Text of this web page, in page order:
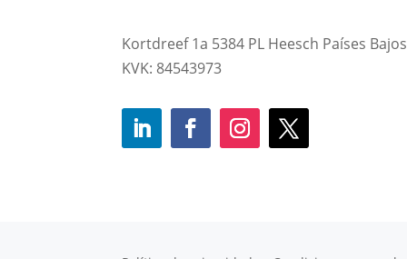
Kortdreef 1a 5384 PL Heesch Países Bajos
KVK: 84543973